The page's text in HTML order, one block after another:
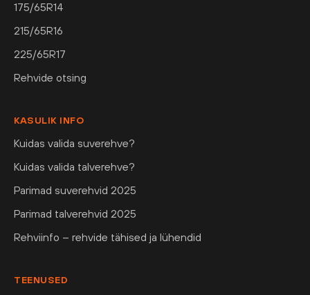
175/65R14
215/65R16
225/65R17
Rehvide otsing
KASULIK INFO
Kuidas valida suverehve?
Kuidas valida talverehve?
Parimad suverehvid 2025
Parimad talverehvid 2025
Rehviinfo – rehvide tähised ja lühendid
TEENUSED